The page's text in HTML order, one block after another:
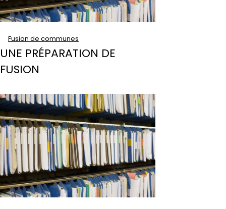
Fusion de communes
UNE PRÉPARATION DE
FUSION